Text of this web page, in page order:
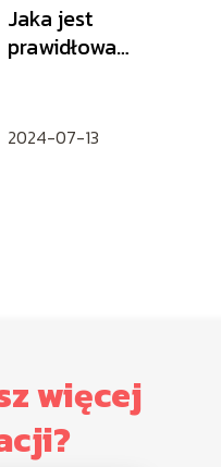
Jaka jest
prawidłowa
2024-07-13
więcej